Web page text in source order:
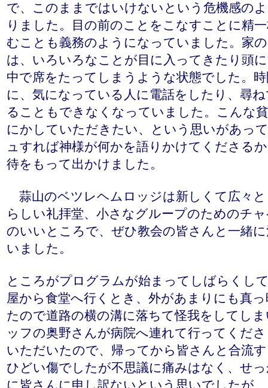
で、このままではいけないという危機感の
りました。目の前のことをこなすことに精
むことも義務のようになっていました。家
は、いろいろなことが目に入ってきたり頭
中で席をたってしまうような状態でした。
に、気になっている人に電話をしたり、尋
ることもできなくなっていました。こんな
にかしていただきたい、という思いがあっ
ュすれば神様が何かを語りかけてくださる
待をもって出かけました。
蒜山のベツレヘムロッジは新しくて広々
らしい礼拝堂、小さなグループのためのチ
のいいところで、ぜひ教会の皆さんと一緒
いました。
ところがプログラムが始まってしばらくし
屋から食堂へ行くとき、外があまりにも真
たので道路の横の溝に落ちて怪我をしてし
ッフの奥野さんが病院へ連れて行ってくだ
いただいたので、帰ってから皆さんと合流
ひどい傷でしたが不思議に痛みはなく、せ
に皆さんに申し訳ないという思いでしたが